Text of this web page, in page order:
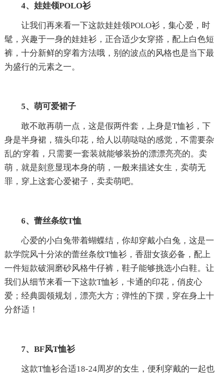
4、娃娃领POLO衫
让我们再来看一下这款娃娃领POLO衫，集心爱，时
髦，兴趣于一身的娃娃衫，正合适少女穿搭，配上白色短
裤，十分新鲜的穿着方法哦，别的波点的风格也是当下最
为盛行的元素之一。
5、萌可爱裙子
敢不敢再萌一点，这是假两件套，上身是T恤衫，下
身是半身裙，猫头印花，给人以萌哒哒的感觉，不需要杂
乱的'穿着，只需要一套装就能够装扮的漂漂亮亮的。卖
萌，就是刻意显现本身的萌，一般来描述女生，卖萌无
罪，穿上这套心爱裙子，卖卖萌吧。
6、蕾丝条纹T恤
心爱的小白兔带着蝴蝶结，你却穿戴小白兔，这是一
款学院风十分浓的蕾丝条纹T恤衫，香甜女孩必备，配上
一件短款破洞磨砂风格牛仔裤，鞋子能够挑选小白鞋。让
我们从细节来看一下这款T恤衫，卡通的印花，俏皮心
爱；经典圆领规划，漂亮大方；弹性的下摆，穿在身上十
分舒适！
7、BF风T恤衫
这款T恤衫合适18-24周岁的女生，便利穿戴的一起也